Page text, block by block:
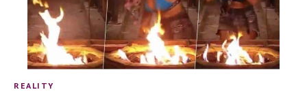
REALITY